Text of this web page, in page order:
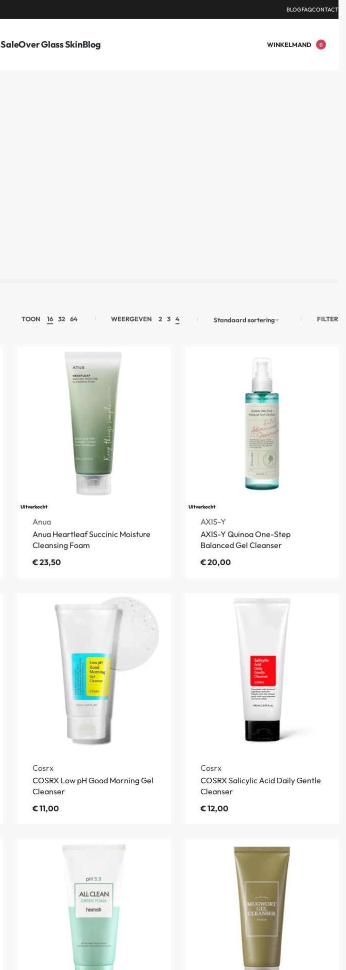
BLOGFAQCONTACT
SaleOver Glass SkinBlog WINKELMAND 0
TOON 16 32 64 WEERGEVEN 2 3 4 Standaard sortering FILTER
Uitverkocht
Anua
Anua Heartleaf Succinic Moisture
Cleansing Foam
€23,50
Uitverkocht
AXIS-Y
AXIS-Y Quinoa One-Step
Balanced Gel Cleanser
€20,00
Cosrx
COSRX Low pH Good Morning Gel
Cleanser
€11,00
Cosrx
COSRX Salicylic Acid Daily Gentle
Cleanser
€12,00